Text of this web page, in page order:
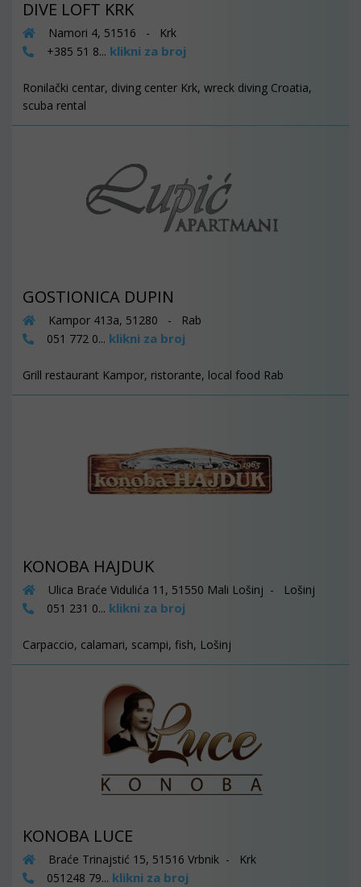
DIVE LOFT KRK
Namori 4, 51516 - Krk
+385 51 8... klikni za broj
Ronilački centar, diving center Krk, wreck diving Croatia,
scuba rental
GOSTIONICA DUPIN
Kampor 413a, 51280 - Rab
051 772 0... klikni za broj
Grill restaurant Kampor, ristorante, local food Rab
KONOBA HAJDUK
Ulica Braće Vidulića 11, 51550 Mali Lošinj - Lošinj
051 231 0... klikni za broj
Carpaccio, calamari, scampi, fish, Lošinj
KONOBA LUCE
Braće Trinajstić 15, 51516 Vrbnik - Krk
051248 79... klikni za broj